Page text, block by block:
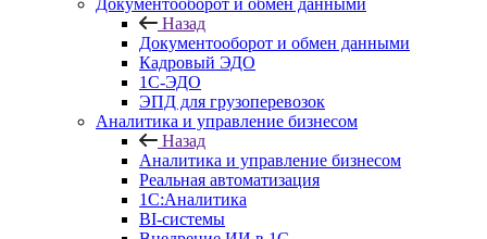
Документооборот и обмен данными
Назад
Документооборот и обмен данными
Кадровый ЭДО
1С-ЭДО
ЭПД для грузоперевозок
Аналитика и управление бизнесом
Назад
Аналитика и управление бизнесом
Реальная автоматизация
1С:Аналитика
BI-системы